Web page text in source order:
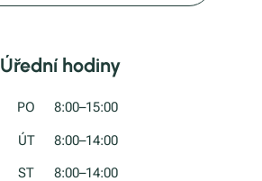
Úřední hodiny
PO 8:00–15:00
ÚT 8:00–14:00
ST 8:00–14:00